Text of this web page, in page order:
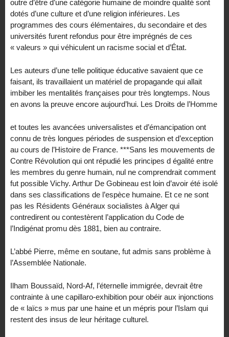
outre d’être d’une catégorie humaine de moindre qualité sont
dotés d’une culture et d’une religion inférieures. Les
programmes des cours élémentaires, du secondaire et des
universités furent refondus pour être imprégnés de ces
« valeurs » qui véhiculent un racisme social et d’État.
Les auteurs d’une telle politique éducative savaient que ce
faisant, ils travaillaient un matériel de propagande qui allait
imbiber les mentalités françaises pour très longtemps. Nous
en avons la preuve encore aujourd’hui. Les Droits de l’Homme
et toutes les avancées universalistes et d’émancipation ont
connu de très longues périodes de suspension et d’exception
au cours de l’Histoire de France. ***Sans les mouvements de
Contre Révolution qui ont répudié les principes d égalité entre
les membres du genre humain, nul ne comprendrait comment
fut possible Vichy. Arthur De Gobineau est loin d’avoir été isolé
dans ses classifications de l’espèce humaine. Et ce ne sont
pas les Résidents Généraux socialistes à Alger qui
contredirent ou contestèrent l’application du Code de
l’Indigénat promu dès 1881, bien au contraire.
L’abbé Pierre, même en soutane, fut admis sans problème à
l’Assemblée Nationale.
Ilham Boussaïd, Nord-Af, l’éternelle immigrée, devrait être
contrainte à une capillaro-exhibition pour obéir aux injonctions
de « laïcs » mus par une haine et un mépris pour l’Islam qui
restent des insus de leur héritage culturel.